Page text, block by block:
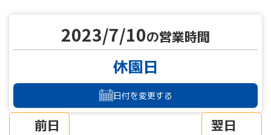
前日
2023/7/10の営業時間
休園日
日付を変更する
翌日